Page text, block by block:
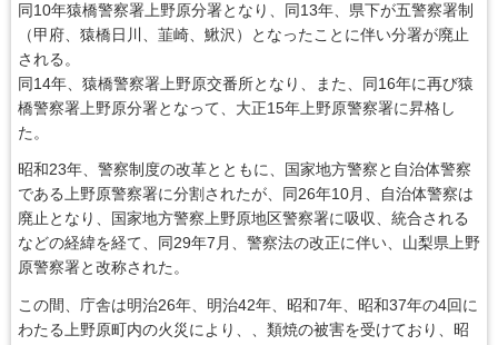
同10年猿橋警察署上野原分署となり、同13年、県下が五警察署制
（甲府、猿橋日川、韮崎、鰍沢）となったことに伴い分署が廃止
される。
同14年、猿橋警察署上野原交番所となり、また、同16年に再び猿
橋警察署上野原分署となって、大正15年上野原警察署に昇格し
た。
昭和23年、警察制度の改革とともに、国家地方警察と自治体警察
である上野原警察署に分割されたが、同26年10月、自治体警察は
廃止となり、国家地方警察上野原地区警察署に吸収、統合される
などの経緯を経て、同29年7月、警察法の改正に伴い、山梨県上野
原警察署と改称された。
この間、庁舎は明治26年、明治42年、昭和7年、昭和37年の4回に
わたる上野原町内の火災により、、類焼の被害を受けており、昭